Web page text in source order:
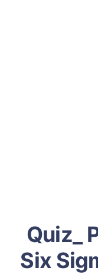
Quiz_
Six